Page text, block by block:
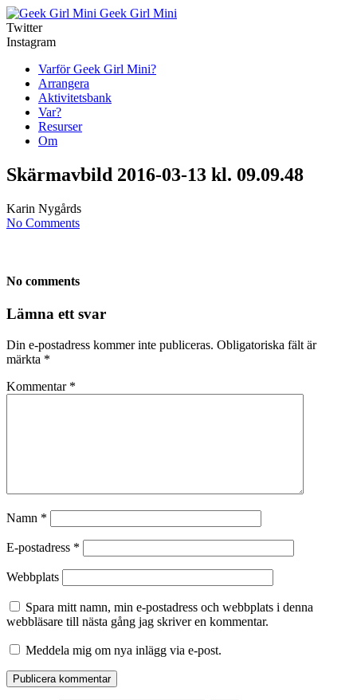
Geek Girl Mini
Twitter
Instagram
Varför Geek Girl Mini?
Arrangera
Aktivitetsbank
Var?
Resurser
Om
Skärmavbild 2016-03-13 kl. 09.09.48
Karin Nygårds
No Comments
No comments
Lämna ett svar
Din e-postadress kommer inte publiceras. Obligatoriska fält är
märkta *
Kommentar *
Namn *
E-postadress *
Webbplats
Spara mitt namn, min e-postadress och webbplats i denna
webbläsare till nästa gång jag skriver en kommentar.
Meddela mig om nya inlägg via e-post.